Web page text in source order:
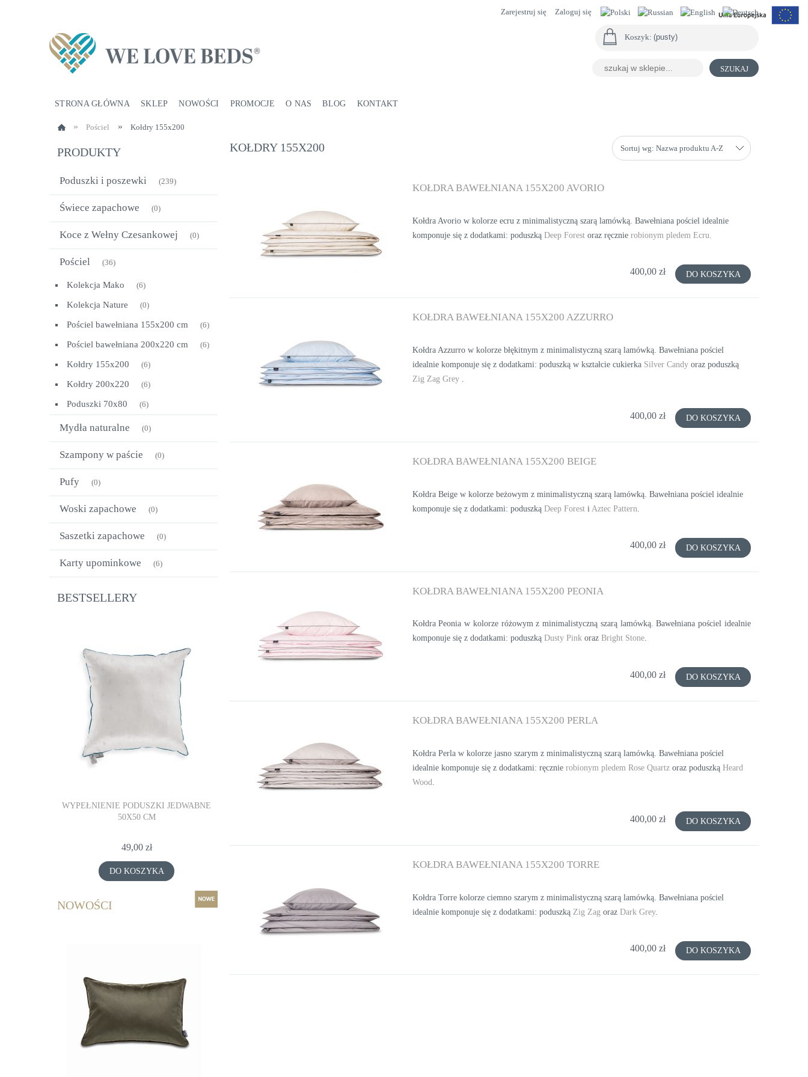
Zarejestruj się Zaloguj się
Koszyk: (pusty)
SZUKAJ
STRONA GŁÓWNA SKLEP NOWOŚCI PROMOCJE O NAS BLOG KONTAKT
» Pościel » Kołdry 155x200
PRODUKTY
Poduszki i poszewki (239)
Świece zapachowe (0)
Koce z Wełny Czesankowej (0)
Pościel (36)
Kolekcja Mako (6)
Kolekcja Nature (0)
Pościel bawełniana 155x200 cm (6)
Pościel bawełniana 200x220 cm (6)
Kołdry 155x200 (6)
Kołdry 200x220 (6)
Poduszki 70x80 (6)
Mydła naturalne (0)
Szampony w paście (0)
Pufy (0)
Woski zapachowe (0)
Saszetki zapachowe (0)
Karty upominkowe (6)
BESTSELLERY
WYPEŁNIENIE PODUSZKI JEDWABNE
50X50 CM
49,00 zł
DO KOSZYKA
55,00 zł 123,00 zł
50X50 CM
123,00 zł
NOWOŚCI
KOŁDRY 155X200 Sortuj wg: Nazwa produktu A-Z
KOŁDRA BAWEŁNIANA 155X200 AVORIO
Kołdra Avorio w kolorze ecru z minimalistyczną szarą lamówką. Bawełniana pościel idealnie
komponuje się z dodatkami: poduszką Deep Forestoraz ręcznie robionym pledem Ecru.
400,00 zł DO KOSZYKA
KOŁDRA BAWEŁNIANA 155X200 AZZURRO
Kołdra Azzurro w kolorze błękitnym z minimalistyczną szarą lamówką. Bawełniana pościel
idealnie komponuje się z dodatkami: poduszką w kształcie cukierka Silver Candyoraz poduszką
Zig Zag Grey.
400,00 zł DO KOSZYKA
KOŁDRA BAWEŁNIANA 155X200 BEIGE
Kołdra Beige w kolorze beżowym z minimalistyczną szarą lamówką. Bawełniana pościel idealnie
komponuje się z dodatkami: poduszką Deep Foresti Aztec Pattern
400,00 zł DO KOSZYKA
KOŁDRA BAWEŁNIANA 155X200 PEONIA
Kołdra Peonia w kolorze różowym z minimalistyczną szarą lamówką. Bawełniana pościel idealnie
komponuje się z dodatkami: poduszką Dusty Pinkoraz Bright Stone.
400,00 zł DO KOSZYKA
KOŁDRA BAWEŁNIANA 155X200 PERLA
Kołdra Perla w kolorze jasno szarym z minimalistyczną szarą lamówką. Bawełniana pościel
idealnie komponuje się z dodatkami: ręcznie robionym pledem Rose Quartzoraz poduszką Heard
Wood.
400,00 zł DO KOSZYKA
KOŁDRA BAWEŁNIANA 155X200 TORRE
Kołdra Torre kolorze ciemno szarym z minimalistyczną szarą lamówką. Bawełniana pościel
idealnie komponuje się z dodatkami: poduszką Zig Zag oraz Dark Grey.
400,00 zł DO KOSZYKA